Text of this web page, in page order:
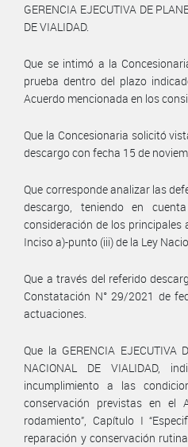
GERENCIA EJECUTIVA DE
DE VIALIDAD.
Que se intimó a la
prueba dentro del plazo
Acuerdo mencionada en los
Que la Concesionaria solicitó
descargo con fecha 15 de
Que corresponde analizar las
descargo, teniendo en
consideración de los principales
Inciso a)-punto (iii) de la Ley
Que a través del referido
Constatación N° 29/2021 de
actuaciones.
Que la GERENCIA EJECUTIVA
NACIONAL DE VIALIDAD,
incumplimiento a las
conservación previstas en el
rodamiento”, Capítulo I
reparación y conservación